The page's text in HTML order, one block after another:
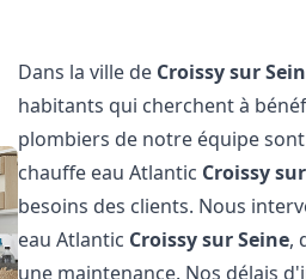
Dans la ville de Croissy sur
habitants qui cherchent à
plombiers de notre équipe
chauffe eau Atlantic Croissy
besoins des clients. Nous
eau Atlantic Croissy sur Seine,
une maintenance. Nos délais